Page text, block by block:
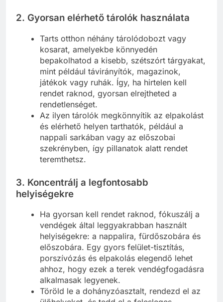
2. Gyorsan elérhető tárolók használata
Tarts otthon néhány tárolódobozt vagy
kosarat, amelyekbe könnyedén
bepakolhatod a kisebb, szétszórt tárgyakat,
mint például távirányítók, magazinok,
játékok vagy ruhák. Így, ha hirtelen kell
rendet raknod, gyorsan elrejtheted a
rendetlenséget.
Az ilyen tárolók megkönnyítik az elpakolást
és elérhető helyen tarthatók, például a
nappali sarkában vagy az előszobai
szekrényben, így pillanatok alatt rendet
teremthetsz.
3. Koncentrálj a legfontosabb
helyiségekre
Ha gyorsan kell rendet raknod, fókuszálj a
vendégek által leggyakrabban használt
helyiségekre: a nappalira, fürdőszobára és
előszobára. Egy gyors felület-tisztítás,
porszívózás és elpakolás elegendő lehet
ahhoz, hogy ezek a terek vendégfogadásra
alkalmasak legyenek.
Töröld le a dohányzóasztalt, rendezd el az